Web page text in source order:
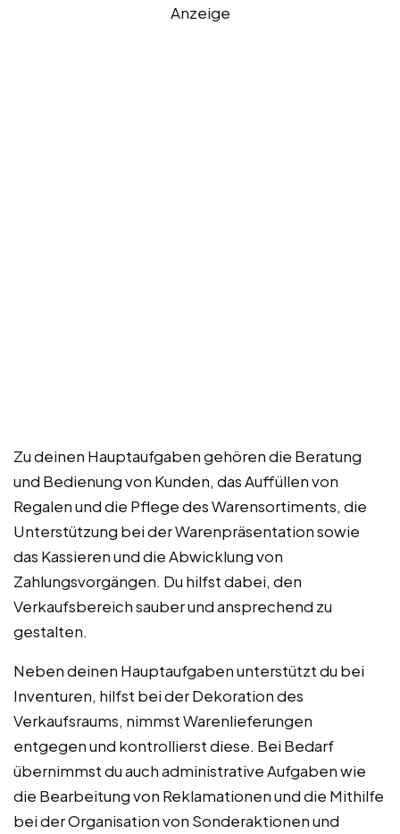
Anzeige
Zu deinen Hauptaufgaben gehören die Beratung
und Bedienung von Kunden, das Auffüllen von
Regalen und die Pflege des Warensortiments, die
Unterstützung bei der Warenpräsentation sowie
das Kassieren und die Abwicklung von
Zahlungsvorgängen. Du hilfst dabei, den
Verkaufsbereich sauber und ansprechend zu
gestalten.
Neben deinen Hauptaufgaben unterstützt du bei
Inventuren, hilfst bei der Dekoration des
Verkaufsraums, nimmst Warenlieferungen
entgegen und kontrollierst diese. Bei Bedarf
übernimmst du auch administrative Aufgaben wie
die Bearbeitung von Reklamationen und die Mithilfe
bei der Organisation von Sonderaktionen und